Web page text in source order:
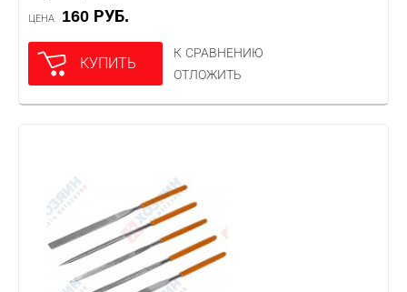
ЦЕНА 160 РУБ.
КУПИТЬ
К СРАВНЕНИЮ
ОТЛОЖИТЬ